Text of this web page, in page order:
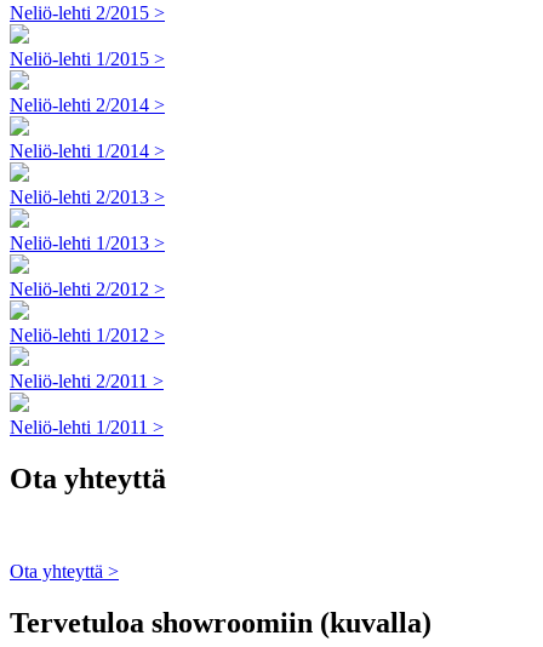
Neliö-lehti 2/2015 >
Neliö-lehti 1/2015 >
Neliö-lehti 2/2014 >
Neliö-lehti 1/2014 >
Neliö-lehti 2/2013 >
Neliö-lehti 1/2013 >
Neliö-lehti 2/2012 >
Neliö-lehti 1/2012 >
Neliö-lehti 2/2011 >
Neliö-lehti 1/2011 >
Ota yhteyttä
Ota yhteyttä >
Tervetuloa showroomiin (kuvalla)